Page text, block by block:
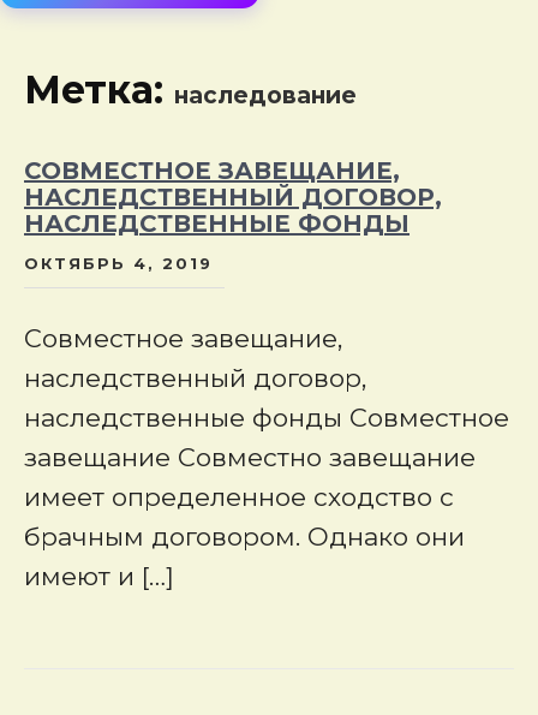
Метка: наследование
СОВМЕСТНОЕ ЗАВЕЩАНИЕ,
НАСЛЕДСТВЕННЫЙ ДОГОВОР,
НАСЛЕДСТВЕННЫЕ ФОНДЫ
ОКТЯБРЬ 4, 2019
Совместное завещание,
наследственный договор,
наследственные фонды Совместное
завещание Совместно завещание
имеет определенное сходство с
брачным договором. Однако они
имеют и […]